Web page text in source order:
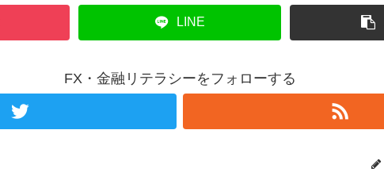
LINE
FX・金融リテラシーをフォローする